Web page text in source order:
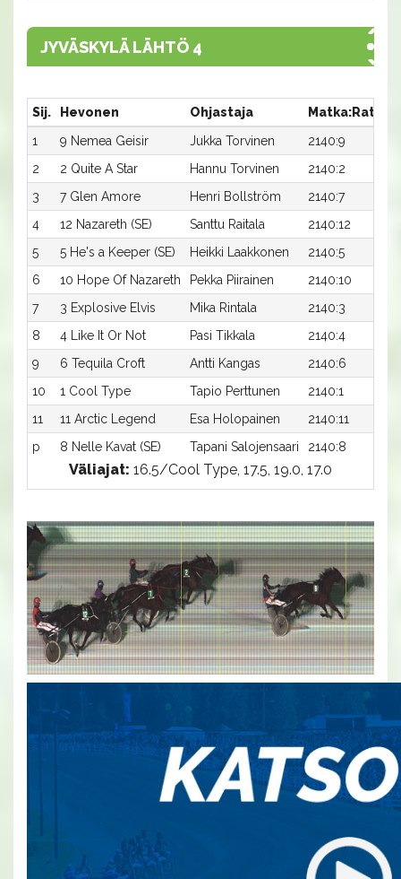
JYVÄSKYLÄ LÄHTÖ 4
Sij. Hevonen Ohjastaja Matka:Rata
1
9 Nemea Geisir Jukka Torvinen 2140:9
2
2 Quite A Star Hannu Torvinen 2140:2
3
7 Glen Amore Henri Bollström 2140:7
4
12 Nazareth (SE) Santtu Raitala 2140:12
5
5 He's a Keeper (SE) Heikki Laakkonen 2140:5
6
10 Hope Of Nazareth Pekka Piirainen 2140:10
7
3 Explosive Elvis Mika Rintala 2140:3
8
4 Like It Or Not Pasi Tikkala 2140:4
9
6 Tequila Croft Antti Kangas 2140:6
10
1 Cool Type Tapio Perttunen 2140:1
11
11 Arctic Legend Esa Holopainen 2140:11
p
8 Nelle Kavat (SE) Tapani Salojensaari 2140:8
Väliajat: 16.5/Cool Type, 17.5, 19.0, 17.0